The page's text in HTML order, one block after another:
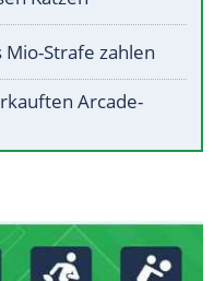
Strafe zahlen
Arcade-